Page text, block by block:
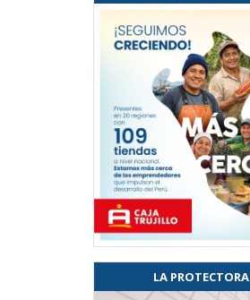
LA PROTECTORA